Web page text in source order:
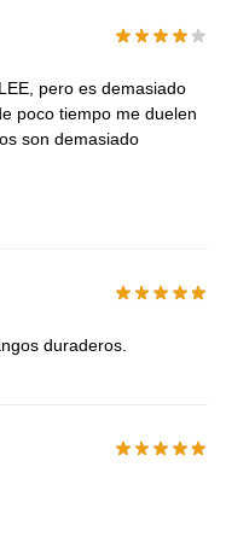
pero es demasiado
poco tiempo me duelen
son demasiado
duraderos.